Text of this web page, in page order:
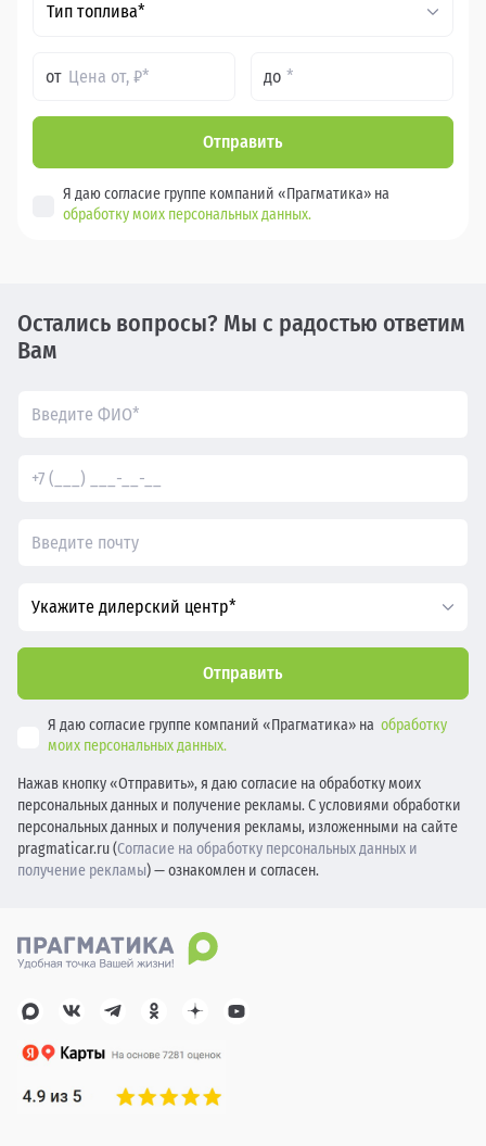
Тип топлива*
от до
Отправить
Я даю согласие группе компаний «Прагматика» на
обработку моих персональных данных.
Остались вопросы? Мы с радостью ответим
Вам
Укажите дилерский центр*
Отправить
Я даю согласие группе компаний «Прагматика» на обработку
моих персональных данных.
Нажав кнопку «Отправить», я даю согласие на обработку моих
персональных данных и получение рекламы. С условиями обработки
персональных данных и получения рекламы, изложенными на сайте
pragmaticar.ru (Согласие на обработку персональных данных и
получение рекламы) — ознакомлен и согласен.